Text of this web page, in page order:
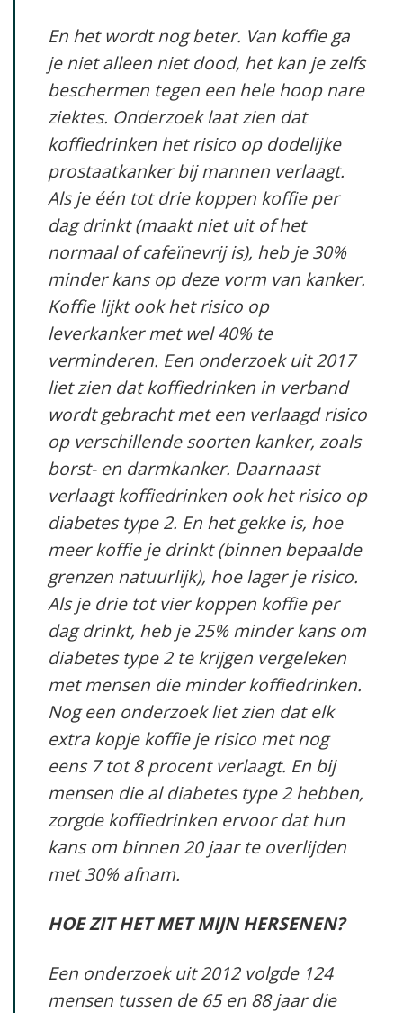
En het wordt nog beter. Van koffie ga
je niet alleen niet dood, het kan je zelfs
beschermen tegen een hele hoop nare
ziektes. Onderzoek laat zien dat
koffiedrinken het risico op dodelijke
prostaatkanker bij mannen verlaagt.
Als je één tot drie koppen koffie per
dag drinkt (maakt niet uit of het
normaal of cafeïnevrij is), heb je 30%
minder kans op deze vorm van kanker.
Koffie lijkt ook het risico op
leverkanker met wel 40% te
verminderen. Een onderzoek uit 2017
liet zien dat koffiedrinken in verband
wordt gebracht met een verlaagd risico
op verschillende soorten kanker, zoals
borst- en darmkanker. Daarnaast
verlaagt koffiedrinken ook het risico op
diabetes type 2. En het gekke is, hoe
meer koffie je drinkt (binnen bepaalde
grenzen natuurlijk), hoe lager je risico.
Als je drie tot vier koppen koffie per
dag drinkt, heb je 25% minder kans om
diabetes type 2 te krijgen vergeleken
met mensen die minder koffiedrinken.
Nog een onderzoek liet zien dat elk
extra kopje koffie je risico met nog
eens 7 tot 8 procent verlaagt. En bij
mensen die al diabetes type 2 hebben,
zorgde koffiedrinken ervoor dat hun
kans om binnen 20 jaar te overlijden
met 30% afnam.
HOE ZIT HET MET MIJN HERSENEN?
Een onderzoek uit 2012 volgde 124
mensen tussen de 65 en 88 jaar die